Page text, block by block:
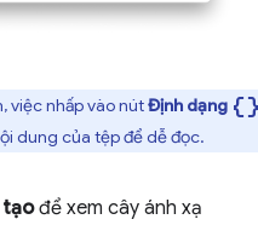
việc nhấp vào nútĐịnh dạng
dung của tệp để dễ đọc.
tạođể xem cây ánh xạ